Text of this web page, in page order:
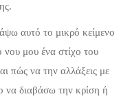
αυτό το μικρό κείμενο
μου ένα στίχο του
πώς να την αλλάξεις με
να διαβάσω την κρίση ή